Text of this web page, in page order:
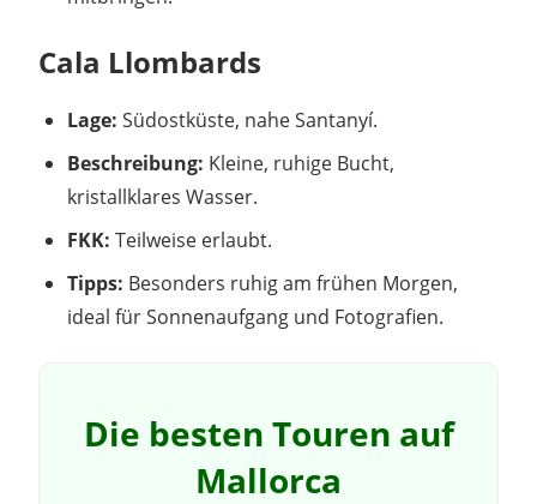
Cala Llombards
Lage: Südostküste, nahe Santanyí.
Beschreibung: Kleine, ruhige Bucht,
kristallklares Wasser.
FKK: Teilweise erlaubt.
Tipps: Besonders ruhig am frühen Morgen,
ideal für Sonnenaufgang und Fotografien.
Die besten Touren auf
Mallorca